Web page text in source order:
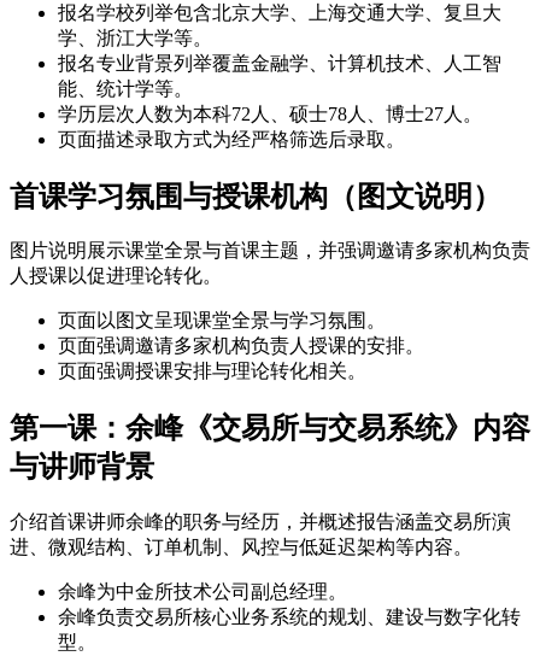
报名学校列举包含北京大学、上海交通大学、复旦大
学、浙江大学等。
报名专业背景列举覆盖金融学、计算机技术、人工智
能、统计学等。
学历层次人数为本科72人、硕士78人、博士27人。
页面描述录取方式为经严格筛选后录取。
首课学习氛围与授课机构（图文说明）
图片说明展示课堂全景与首课主题，并强调邀请多家机构负责
人授课以促进理论转化。
页面以图文呈现课堂全景与学习氛围。
页面强调邀请多家机构负责人授课的安排。
页面强调授课安排与理论转化相关。
第一课：余峰《交易所与交易系统》内容
与讲师背景
介绍首课讲师余峰的职务与经历，并概述报告涵盖交易所演
进、微观结构、订单机制、风控与低延迟架构等内容。
余峰为中金所技术公司副总经理。
余峰负责交易所核心业务系统的规划、建设与数字化转
型。